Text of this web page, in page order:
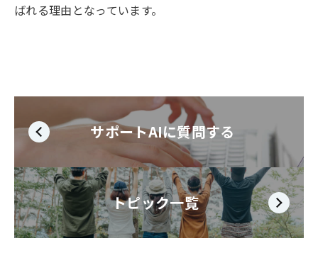
ばれる理由となっています。
サポートAIに質問する
トピック一覧